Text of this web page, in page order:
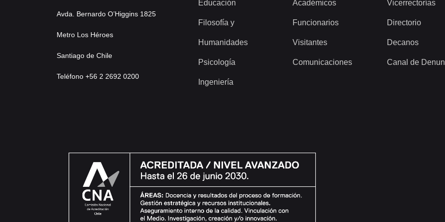
Avda. Bernardo O’Higgins 1825
Metro Los Héroes
Santiago de Chile
Teléfono +56 2 2692 0200
Educación
Filosofía y
Humanidades
Psicología
Ingeniería
Académicos
Funcionarios
Visitantes
Comunicaciones
Vicerrectorías
Directorio
Decanos
Canal de